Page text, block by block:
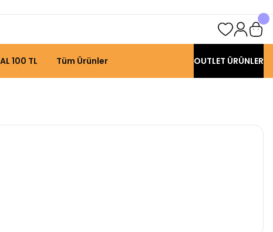
100 TL Tüm Ürünler OUTLET ÜRÜNLER